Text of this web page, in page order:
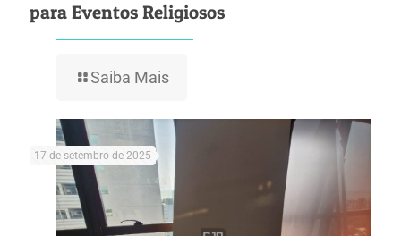
para Eventos Religiosos
Saiba Mais
17 de setembro de 2025